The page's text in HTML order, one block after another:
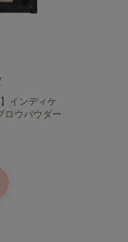
インディケ
ロウパウダー